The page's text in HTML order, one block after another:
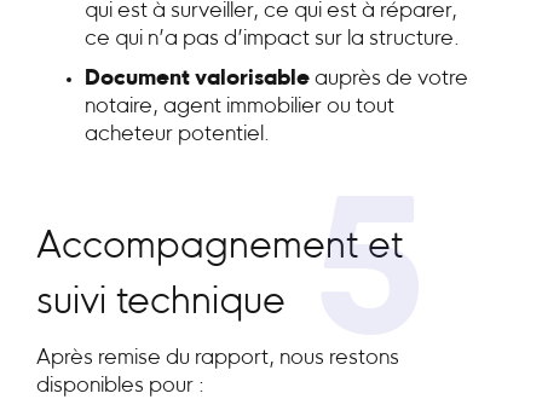
qui est à surveiller, ce qui est à réparer,
ce qui n’a pas d’impact sur la structure.
Document valorisable auprès de votre
notaire, agent immobilier ou tout
acheteur potentiel.
5
Accompagnement et
suivi technique
Après remise du rapport, nous restons
disponibles pour :